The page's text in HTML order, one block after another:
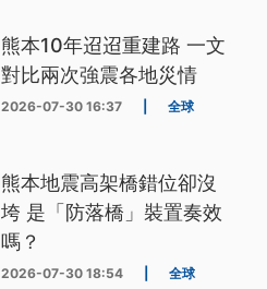
熊本10年迢迢重建路 一文
對比兩次強震各地災情
2026-07-30 16:37 全球
熊本地震高架橋錯位卻沒
垮 是「防落橋」裝置奏效
嗎？
2026-07-30 18:54 全球